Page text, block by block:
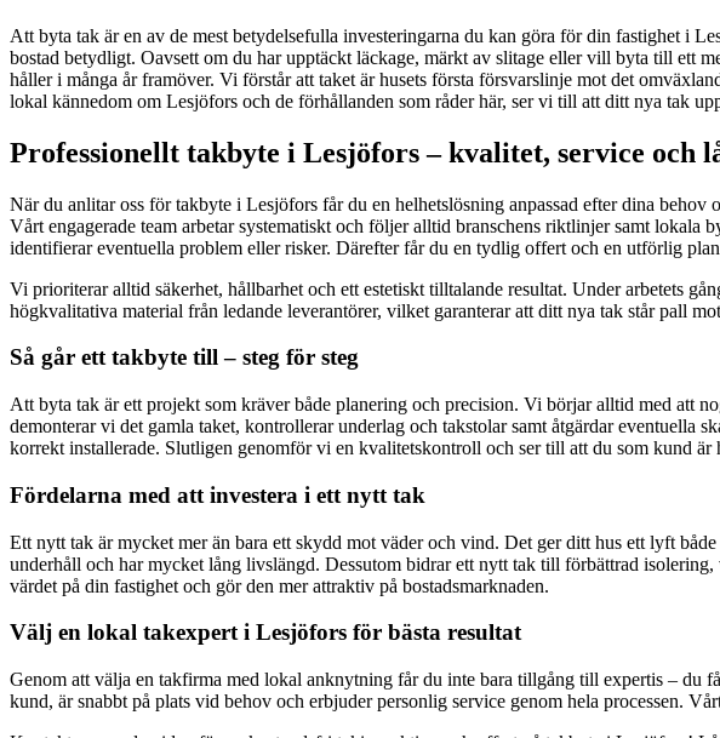
Att byta tak är en av de mest betydelsefulla investeringarna du kan göra för din fastighet i
bostad betydligt. Oavsett om du har upptäckt läckage, märkt av slitage eller vill byta till ett
håller i många år framöver. Vi förstår att taket är husets första försvarslinje mot det
lokal kännedom om Lesjöfors och de förhållanden som råder här, ser vi till att ditt nya tak
Professionellt takbyte i Lesjöfors – kvalitet, service och
När du anlitar oss för takbyte i Lesjöfors får du en helhetslösning anpassad efter dina
Vårt engagerade team arbetar systematiskt och följer alltid branschens riktlinjer samt
identifierar eventuella problem eller risker. Därefter får du en tydlig offert och en utförlig
Vi prioriterar alltid säkerhet, hållbarhet och ett estetiskt tilltalande resultat. Under arbetets
högkvalitativa material från ledande leverantörer, vilket garanterar att ditt nya tak står pall
Så går ett takbyte till – steg för steg
Att byta tak är ett projekt som kräver både planering och precision. Vi börjar alltid med att
demonterar vi det gamla taket, kontrollerar underlag och takstolar samt åtgärdar eventuella
korrekt installerade. Slutligen genomför vi en kvalitetskontroll och ser till att du som kund är
Fördelarna med att investera i ett nytt tak
Ett nytt tak är mycket mer än bara ett skydd mot väder och vind. Det ger ditt hus ett lyft
underhåll och har mycket lång livslängd. Dessutom bidrar ett nytt tak till förbättrad
värdet på din fastighet och gör den mer attraktiv på bostadsmarknaden.
Välj en lokal takexpert i Lesjöfors för bästa resultat
Genom att välja en takfirma med lokal anknytning får du inte bara tillgång till expertis – du
kund, är snabbt på plats vid behov och erbjuder personlig service genom hela processen.